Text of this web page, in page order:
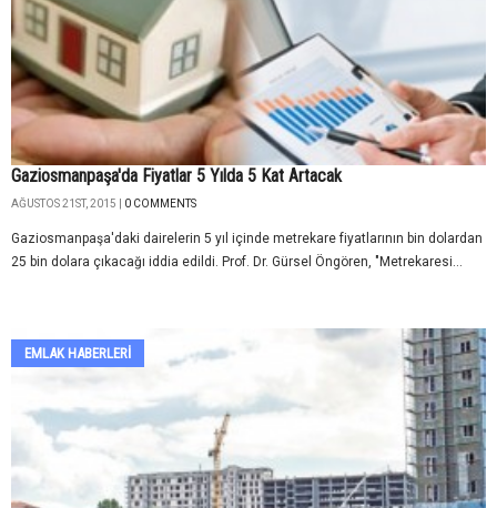
Gaziosmanpaşa'da Fiyatlar 5 Yılda 5 Kat Artacak
AĞUSTOS 21ST, 2015 | 0 COMMENTS
Gaziosmanpaşa'daki dairelerin 5 yıl içinde metrekare fiyatlarının bin dolardan
25 bin dolara çıkacağı iddia edildi. Prof. Dr. Gürsel Öngören, "Metrekaresi...
EMLAK HABERLERI